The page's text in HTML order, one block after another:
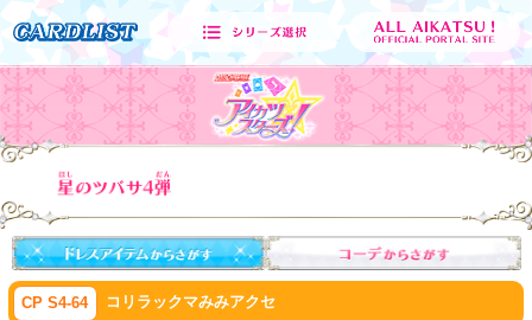
CP S4-64 コリラックマみみアクセ